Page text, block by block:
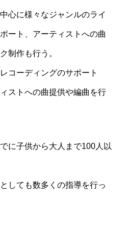
心に様々なジャンルのライ
ート、アーティストへの曲
制作も行う。
コーディングのサポート
ストへの曲提供や編曲を行
に子供から大人まで100人以
しても数多くの指導を行っ